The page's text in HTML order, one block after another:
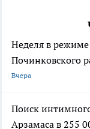
Неделя в режиме
Починковского
Вчера
Поиск
Арзамаса в 255